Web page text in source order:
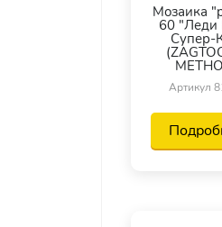
Мозаика
60 "Леди
Супер-
Артикул